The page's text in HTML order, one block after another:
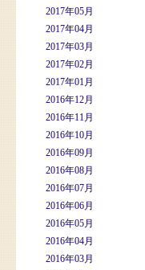
2017年05月
2017年04月
2017年03月
2017年02月
2017年01月
2016年12月
2016年11月
2016年10月
2016年09月
2016年08月
2016年07月
2016年06月
2016年05月
2016年04月
2016年03月